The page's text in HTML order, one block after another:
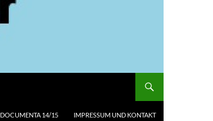
DOCUMENTA 14/15 IMPRESSUM UND KONTAKT